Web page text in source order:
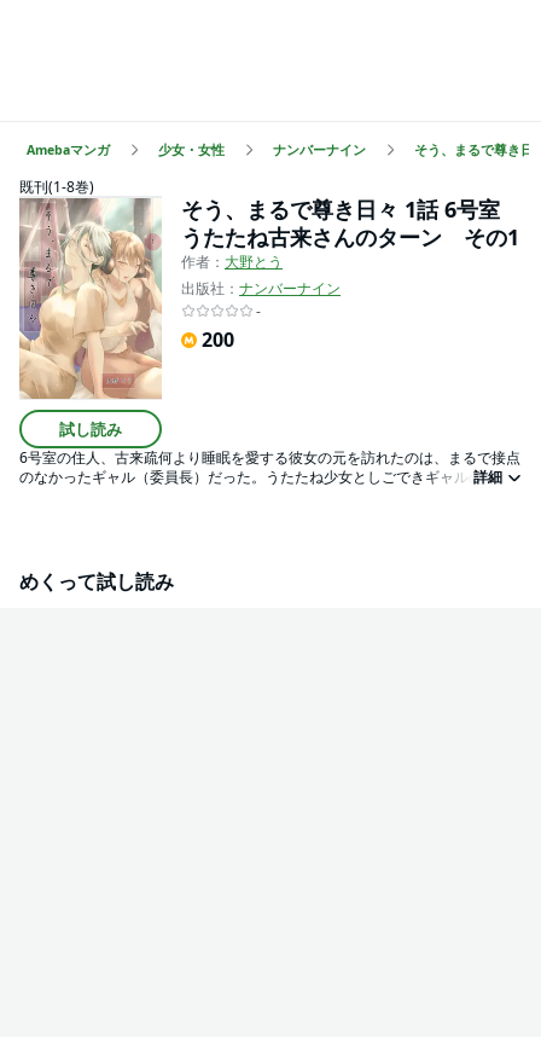
Amebaマンガ 少女・女性 ナンバーナイン そう、まるで尊き日
既刊(1-8巻)
試し読み
そう、まるで尊き日々 1話 6号室
うたたね古来さんのターン その1
作者： 大野とう
出版社： ナンバーナイン
-
200
6号室の住人、古来疏何より睡眠を愛する彼女の元を訪れたのは、まるで接点
のなかったギャル（委員長）だった。うたたね少女としごできギャルの百合
詳細
めくって試し読み